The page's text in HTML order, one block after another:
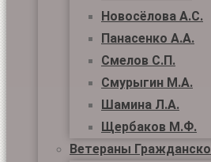
Новосёлова А.С.
Панасенко А.А.
Смелов С.П.
Смурыгин М.А.
Шамина Л.А.
Щербаков М.Ф.
Ветераны